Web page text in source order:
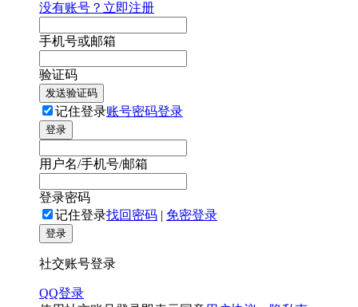
没有账号？立即注册
手机号或邮箱
验证码
发送验证码
记住登录账号密码登录
登录
用户名/手机号/邮箱
登录密码
记住登录找回密码 | 免密登录
登录
社交账号登录
QQ登录